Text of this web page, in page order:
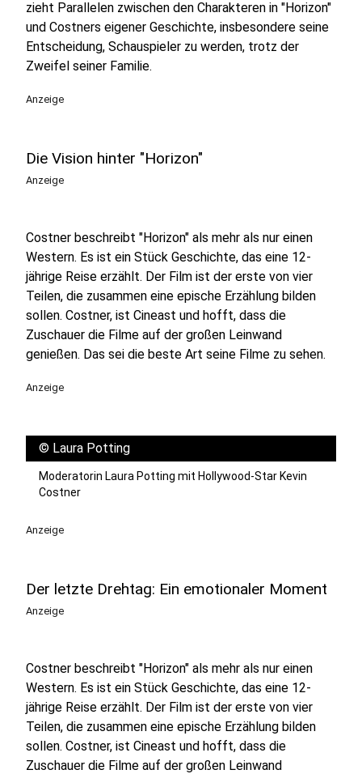
zieht Parallelen zwischen den Charakteren in "Horizon"
und Costners eigener Geschichte, insbesondere seine
Entscheidung, Schauspieler zu werden, trotz der
Zweifel seiner Familie.
Anzeige
Die Vision hinter "Horizon"
Anzeige
Costner beschreibt "Horizon" als mehr als nur einen
Western. Es ist ein Stück Geschichte, das eine 12-
jährige Reise erzählt. Der Film ist der erste von vier
Teilen, die zusammen eine epische Erzählung bilden
sollen. Costner, ist Cineast und hofft, dass die
Zuschauer die Filme auf der großen Leinwand
genießen. Das sei die beste Art seine Filme zu sehen.
Anzeige
© Laura Potting
Moderatorin Laura Potting mit Hollywood-Star Kevin
Costner
Anzeige
Der letzte Drehtag: Ein emotionaler Moment
Anzeige
Costner beschreibt "Horizon" als mehr als nur einen
Western. Es ist ein Stück Geschichte, das eine 12-
jährige Reise erzählt. Der Film ist der erste von vier
Teilen, die zusammen eine epische Erzählung bilden
sollen. Costner, ist Cineast und hofft, dass die
Zuschauer die Filme auf der großen Leinwand